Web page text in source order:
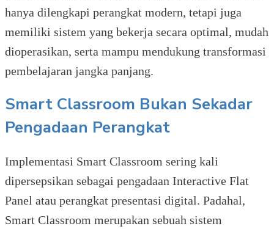
hanya dilengkapi perangkat modern, tetapi juga
memiliki sistem yang bekerja secara optimal, mudah
dioperasikan, serta mampu mendukung transformasi
pembelajaran jangka panjang.
Smart Classroom Bukan Sekadar
Pengadaan Perangkat
Implementasi Smart Classroom sering kali
dipersepsikan sebagai pengadaan Interactive Flat
Panel atau perangkat presentasi digital. Padahal,
Smart Classroom merupakan sebuah sistem